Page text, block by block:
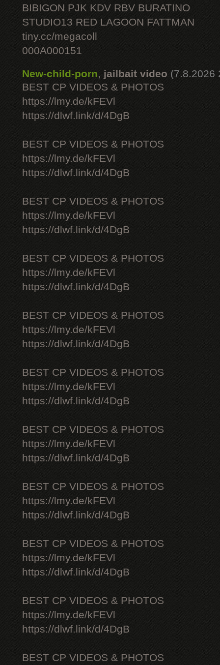
BIBIGON PJK KDV RBV BURATINO
STUDIO13 RED LAGOON FATTMAN
tiny.cc/megacoll
000A000151
New-child-porn, jailbait video (7.8.2026
BEST CP VIDEOS & PHOTOS
https://lmy.de/kFEVl
https://dlwf.link/d/4DgB
BEST CP VIDEOS & PHOTOS
https://lmy.de/kFEVl
https://dlwf.link/d/4DgB
BEST CP VIDEOS & PHOTOS
https://lmy.de/kFEVl
https://dlwf.link/d/4DgB
BEST CP VIDEOS & PHOTOS
https://lmy.de/kFEVl
https://dlwf.link/d/4DgB
BEST CP VIDEOS & PHOTOS
https://lmy.de/kFEVl
https://dlwf.link/d/4DgB
BEST CP VIDEOS & PHOTOS
https://lmy.de/kFEVl
https://dlwf.link/d/4DgB
BEST CP VIDEOS & PHOTOS
https://lmy.de/kFEVl
https://dlwf.link/d/4DgB
BEST CP VIDEOS & PHOTOS
https://lmy.de/kFEVl
https://dlwf.link/d/4DgB
BEST CP VIDEOS & PHOTOS
https://lmy.de/kFEVl
https://dlwf.link/d/4DgB
BEST CP VIDEOS & PHOTOS
https://lmy.de/kFEVl
https://dlwf.link/d/4DgB
BEST CP VIDEOS & PHOTOS